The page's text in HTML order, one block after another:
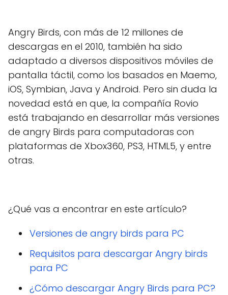
Angry Birds, con más de 12 millones de
descargas en el 2010, también ha sido
adaptado a diversos dispositivos móviles de
pantalla táctil, como los basados en Maemo,
iOS, Symbian, Java y Android. Pero sin duda la
novedad está en que, la compañía Rovio
está trabajando en desarrollar más versiones
de angry Birds para computadoras con
plataformas de Xbox360, PS3, HTML5, y entre
otras.
¿Qué vas a encontrar en este artículo?
Versiones de angry birds para PC
Requisitos para descargar Angry birds
para PC
¿Cómo descargar Angry Birds para PC?